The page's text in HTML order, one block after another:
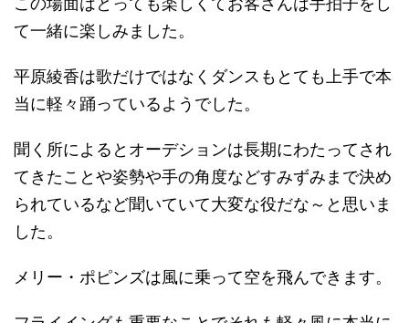
て一緒に楽しみました。
平原綾香は歌だけではなくダンスもとても上手で本
当に軽々踊っているようでした。
聞く所によるとオーデションは長期にわたってされ
てきたことや姿勢や手の角度などすみずみまで決め
られているなど聞いていて大変な役だな～と思いま
した。
メリー・ポピンズは風に乗って空を飛んできます。